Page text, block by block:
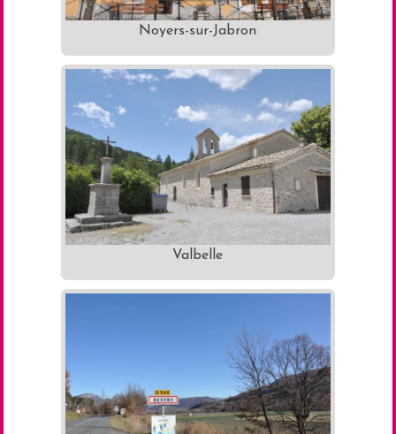
Noyers-sur-Jabron
Valbelle